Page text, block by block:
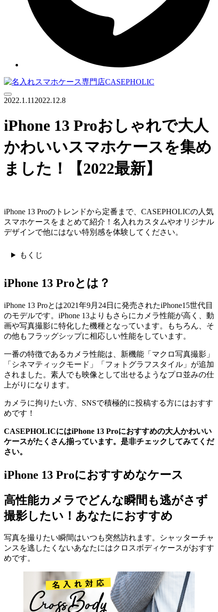
Menu
2022.1.11 2022.12.8
iPhone 13 Proおしゃれで大人
かわいいスマホケースを集め
ました！【2022最新】
iPhone 13 Proのトレンドから定番まで、CASEPHOLICの人気
スマホケースをまとめて紹介！名入れカスタムやオリジナル
デザインで他にはない特別感を体験してください。
もくじ
iPhone 13 Proとは？
iPhone 13 Proとは2021年9月24日に発売されたiPhone15世代目
のモデルです。iPhone 13よりもさらにカメラ性能が高く、動
画や写真撮影に特化した機種となっています。もちろん、そ
の他もフラッグシップに相応しい性能をしています。
一番の特徴であるカメラ性能は、新機能「マクロ写真撮影」
「シネマティックモード」「フォトグラフスタイル」が追加
されました。素人でも映像として出せるようなプロ並みの仕
上がりになります。
カメラに拘りたい方、SNSで積極的に投稿する方にはおすす
めです！
CASEPHOLICにはiPhone 13 Proにおすすめの大人かわいい
ケースがたくさん揃っています。是非チェックしてみてくだ
さい。
iPhone 13 Proにおすすめなケース
高性能カメラでどんな瞬間も逃がさず
撮影したい！あなたにおすすめ
写真を撮りたい瞬間はいつも突然訪れます。シャッターチャ
ンスを逃したくないあなたにはクロスボディケースがおすす
めです。